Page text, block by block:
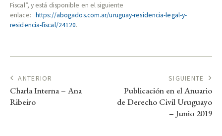
Fiscal”, y está disponible en el siguiente
enlace: https://abogados.com.ar/uruguay-residencia-legal-y-
residencia-fiscal/24120.
ANTERIOR
Charla Interna – Ana
Ribeiro
SIGUIENTE
Publicación en el Anuario
de Derecho Civil Uruguayo
– Junio 2019